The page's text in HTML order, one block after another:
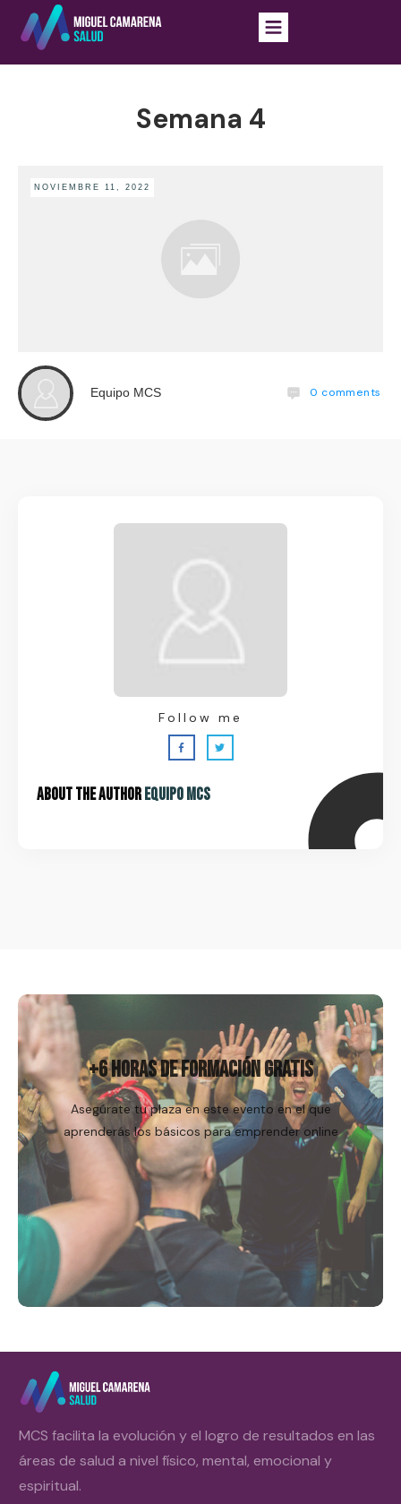
Semana 4
NOVIEMBRE 11, 2022
Equipo MCS 0 comments
About the AuthorEquipo MCS
Follow me
+6 HORAS DE FORMACIÓN GRATIS
Asegúrate tu plaza en este evento en el que
aprenderás los básicos para emprender online
Regístrame
MCS facilita la evolución y el logro de resultados en las
áreas de salud a nivel físico, mental, emocional y
espiritual.